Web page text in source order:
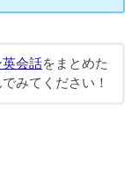
会話をまとめた
みてください！